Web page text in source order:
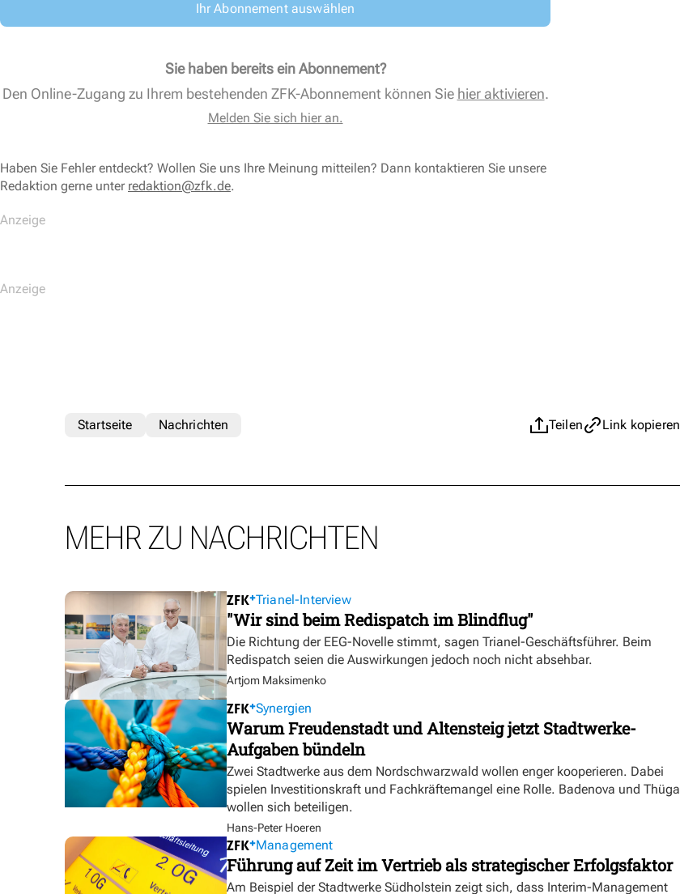
Ihr Abonnement auswählen
Sie haben bereits ein Abonnement?
Den Online-Zugang zu Ihrem bestehenden ZFK-Abonnement können Sie hier aktivieren.
Melden Sie sich hier an.
Haben Sie Fehler entdeckt? Wollen Sie uns Ihre Meinung mitteilen? Dann kontaktieren Sie unsere
Redaktion gerne unter redaktion@zfk.de.
Teilen Link kopieren
Startseite Nachrichten
MEHR ZU NACHRICHTEN
Trianel-Interview
"Wir sind beim Redispatch im Blindflug"
Die Richtung der EEG-Novelle stimmt, sagen Trianel-Geschäftsführer. Beim
Redispatch seien die Auswirkungen jedoch noch nicht absehbar.
Artjom Maksimenko
Synergien
Warum Freudenstadt und Altensteig jetzt Stadtwerke-
Aufgaben bündeln
Zwei Stadtwerke aus dem Nordschwarzwald wollen enger kooperieren. Dabei
spielen Investitionskraft und Fachkräftemangel eine Rolle. Badenova und Thüga
wollen sich beteiligen.
Hans-Peter Hoeren
Management
Führung auf Zeit im Vertrieb als strategischer Erfolgsfaktor
Am Beispiel der Stadtwerke Südholstein zeigt sich, dass Interim-Management